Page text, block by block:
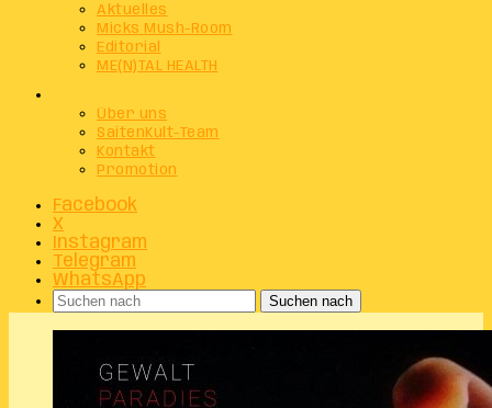
Aktuelles
Micks Mush-Room
Editorial
ME(N)TAL HEALTH
Über uns
SaitenKult-Team
Kontakt
Promotion
Facebook
X
Instagram
Telegram
WhatsApp
Suchen nach